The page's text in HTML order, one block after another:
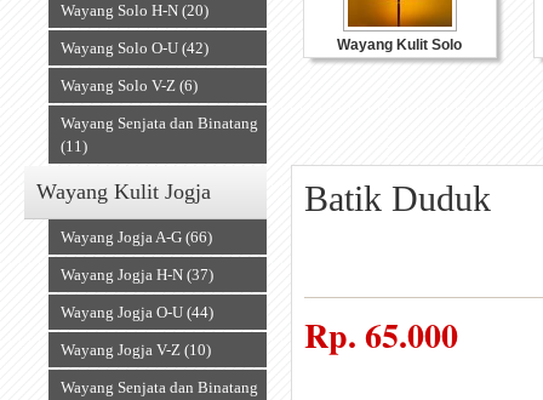
Wayang Solo H-N (20)
Wayang Solo O-U (42)
Wayang Solo V-Z (6)
Wayang Senjata dan Binatang
(11)
Wayang Kulit Jogja
Wayang Jogja A-G (66)
Wayang Jogja H-N (37)
Wayang Jogja O-U (44)
Wayang Jogja V-Z (10)
Wayang Senjata dan Binatang
Wayang Kulit Solo
Batik Duduk
Rp.65.000